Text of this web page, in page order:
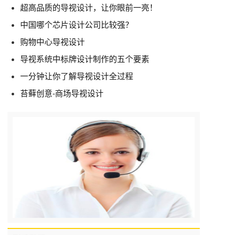
超高品质的导视设计，让你眼前一亮！
中国哪个芯片设计公司比较强？
购物中心导视设计
导视系统中标牌设计制作的五个要素
一分钟让你了解导视设计全过程
苔藓创意-商场导视设计